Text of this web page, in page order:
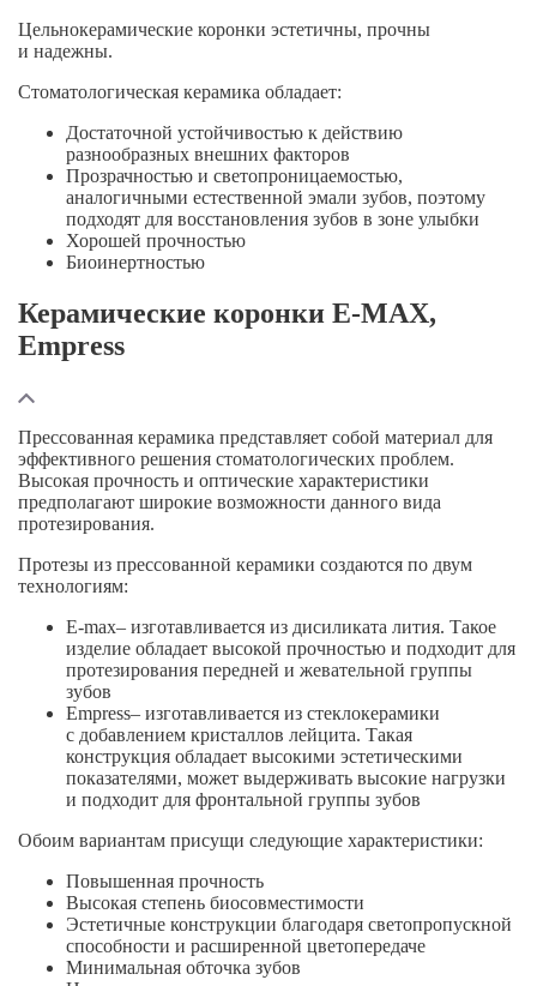
Цельнокерамические коронки эстетичны, прочны
и надежны.
Стоматологическая керамика обладает:
Достаточной устойчивостью к действию
разнообразных внешних факторов
Прозрачностью и светопроницаемостью,
аналогичными естественной эмали зубов, поэтому
подходят для восстановления зубов в зоне улыбки
Хорошей прочностью
Биоинертностью
Керамические коронки E-MAX,
Empress
Прессованная керамика представляет собой материал для
эффективного решения стоматологических проблем.
Высокая прочность и оптические характеристики
предполагают широкие возможности данного вида
протезирования.
Протезы из прессованной керамики создаются по двум
технологиям:
E-max– изготавливается из дисиликата лития. Такое
изделие обладает высокой прочностью и подходит для
протезирования передней и жевательной группы
зубов
Empress– изготавливается из стеклокерамики
с добавлением кристаллов лейцита. Такая
конструкция обладает высокими эстетическими
показателями, может выдерживать высокие нагрузки
и подходит для фронтальной группы зубов
Обоим вариантам присущи следующие характеристики:
Повышенная прочность
Высокая степень биосовместимости
Эстетичные конструкции благодаря светопропускной
способности и расширенной цветопередаче
Минимальная обточка зубов